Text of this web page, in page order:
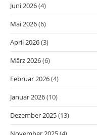
Juni 2026(4)
Mai 2026(6)
April 2026(3)
März 2026(6)
Februar 2026(4)
Januar 2026(10)
Dezember 2025(13)